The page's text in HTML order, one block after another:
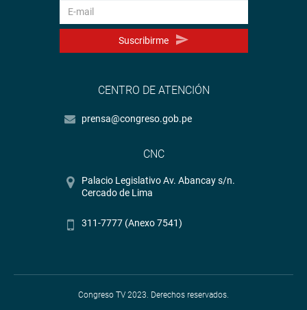
Suscribirme
CENTRO DE ATENCIÓN
prensa@congreso.gob.pe
CNC
Palacio Legislativo Av. Abancay s/n.
Cercado de Lima
311-7777 (Anexo 7541)
Congreso TV 2023. Derechos reservados.